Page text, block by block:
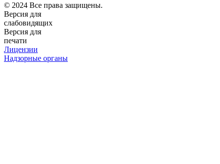
© 2024 Все права защищены.
Версия для
слабовидящих
Версия для
печати
Лицензии
Надзорные органы